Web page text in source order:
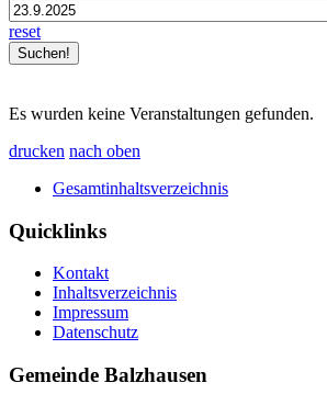
reset
Es wurden keine Veranstaltungen gefunden.
drucken nach oben
Gesamtinhaltsverzeichnis
Quicklinks
Kontakt
Inhaltsverzeichnis
Impressum
Datenschutz
Gemeinde Balzhausen